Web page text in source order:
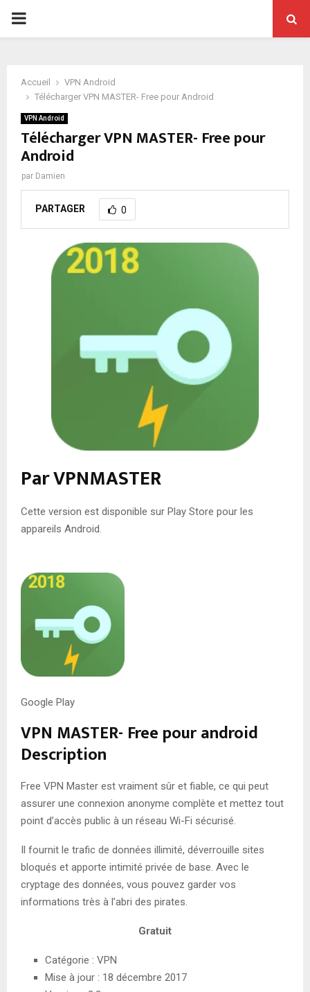
PRIMARY
Accueil
VPN Android
Télécharger VPN MASTER- Free pour Android
VPN Android
Télécharger VPN MASTER- Free pour
Android
par Damien
PARTAGER 0
Par VPNMASTER
Cette version est disponible sur Play Store pour les
appareils Android.
Google Play
VPN MASTER- Free pour android
Description
Free VPN Master est vraiment sûr et fiable, ce qui peut
assurer une connexion anonyme complète et mettez tout
point d’accès public à un réseau Wi-Fi sécurisé.
Il fournit le trafic de données illimité, déverrouille sites
bloqués et apporte intimité privée de base. Avec le
cryptage des données, vous pouvez garder vos
informations très à l’abri des pirates.
Gratuit
Catégorie : VPN
Mise à jour : 18 décembre 2017